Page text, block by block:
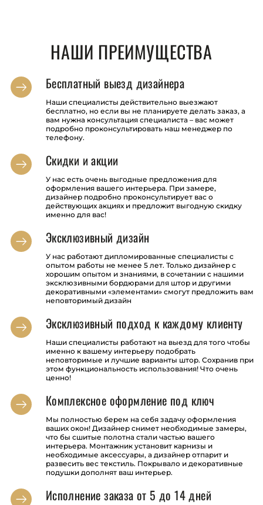
НАШИ ПРЕИМУЩЕСТВА
Бесплатный выезд дизайнера
Наши специалисты действительно выезжают
бесплатно, но если вы не планируете делать заказ, а
вам нужна консультация специалиста – вас может
подробно проконсультировать наш менеджер по
телефону.
Скидки и акции
У нас есть очень выгодные предложения для
оформления вашего интерьера. При замере,
дизайнер подробно проконсультирует вас о
действующих акциях и предложит выгодную скидку
именно для вас!
Эксклюзивный дизайн
У нас работают дипломированные специалисты с
опытом работы не менее 5 лет. Только дизайнер с
хорошим опытом и знаниями, в сочетании с нашими
эксклюзивными бордюрами для штор и другими
декоративными «элементами» смогут предложить вам
неповторимый дизайн
Эксклюзивный подход к каждому клиенту
Наши специалисты работают на выезд для того чтобы
именно к вашему интерьеру подобрать
неповторимые и лучшие варианты штор. Сохранив при
этом функциональность использования! Что очень
ценно!
Комплексное оформление под ключ
Мы полностью берем на себя задачу оформления
ваших окон! Дизайнер снимет необходимые замеры,
что бы сшитые полотна стали частью вашего
интерьера. Монтажник установит карнизы и
необходимые аксессуары, а дизайнер отпарит и
развесить вес текстиль. Покрывало и декоративные
подушки дополнят ваш интерьер.
Исполнение заказа от 5 до 14 дней